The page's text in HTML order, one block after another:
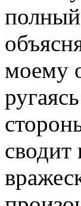
моему
сводит